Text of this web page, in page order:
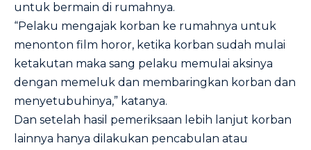
untuk bermain di rumahnya.
“Pelaku mengajak korban ke rumahnya untuk
menonton film horor, ketika korban sudah mulai
ketakutan maka sang pelaku memulai aksinya
dengan memeluk dan membaringkan korban dan
menyetubuhinya,” katanya.
Dan setelah hasil pemeriksaan lebih lanjut korban
lainnya hanya dilakukan pencabulan atau